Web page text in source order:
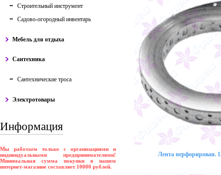
Строительный инструмент
Садово-огородный инвентарь
Мебель для отдыха
Сантехника
Сантехнические троса
Электротовары
Информация
Мы работаем только с организациями и
индивидуальными предпринимателями!
Минимальная сумма покупки в нашем
интернет-магазине составляет 10000 рублей.
Лента перфорирован.